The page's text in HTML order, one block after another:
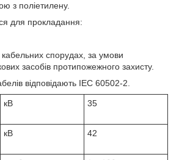
з поліетилену.
для прокладання:
кабельних спорудах, за умови
засобів протипожежного захисту.
відповідають IEC 60502-2.
кВ 35
кВ 42